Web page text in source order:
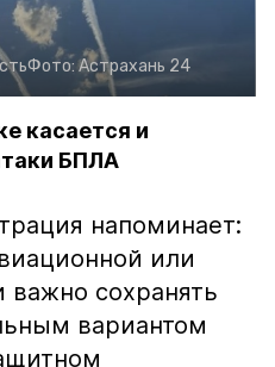
Фото: Астрахань 24
касается и
БПЛА
напоминает:
или
важно сохранять
вариантом